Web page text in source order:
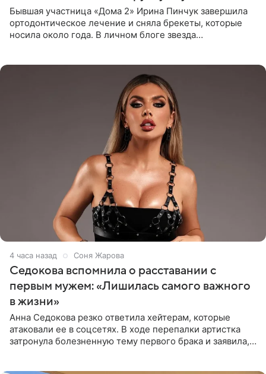
Бывшая участница «Дома 2» Ирина Пинчук завершила
ортодонтическое лечение и сняла брекеты, которые
носила около года. В личном блоге звезда
4 часа назад Соня Жарова
Седокова вспомнила о расставании с
первым мужем: «Лишилась самого важного
в жизни»
Анна Седокова резко ответила хейтерам, которые
атаковали ее в соцсетях. В ходе перепалки артистка
затронула болезненную тему первого брака и заявила,